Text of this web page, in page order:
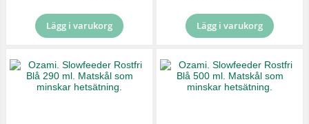
Lägg i varukorg Lägg i varukorg